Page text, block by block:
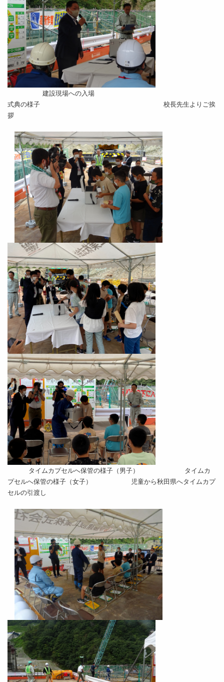
建設現場への入場
式典の様子 校長先生よりご挨
拶
タイムカプセルへ保管の様子（男子）
タイムカ
プセルへ保管の様子（女子） 児童から秋田県へタイムカプ
セルの引渡し